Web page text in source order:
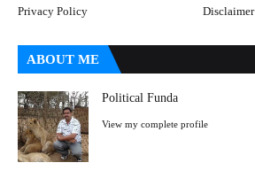
Privacy Policy
Disclaimer
ABOUT ME
Political Funda
View my complete profile